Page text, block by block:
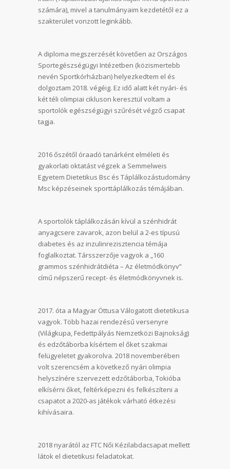
számára), mivel a tanulmányaim kezdetétől ez a
szakterület vonzott leginkább.
A diploma megszerzését követően az Országos
Sportegészségügyi Intézetben (közismertebb
nevén Sportkórházban) helyezkedtem el és
dolgoztam 2018. végéig. Ez idő alatt két nyári- és
két téli olimpiai cikluson keresztül voltam a
sportolók egészségügyi szűrését végző csapat
tagja.
2016 őszétől óraadó tanárként elméleti és
gyakorlati oktatást végzek a Semmelweis
Egyetem Dietetikus Bsc és Táplálkozástudomány
Msc képzéseinek sporttáplálkozás témájában.
A sportolók táplálkozásán kívül a szénhidrát
anyagcsere zavarok, azon belül a 2-es típusú
diabetes és az inzulinrezisztencia témája
foglalkoztat. Társszerzője vagyok a „160
grammos szénhidrátdiéta – Az életmódkönyv”
című népszerű recept- és életmódkönyvnek is.
2017. óta a Magyar Öttusa Válogatott dietetikusa
vagyok. Több hazai rendezésű versenyre
(Világkupa, Fedettpályás Nemzetközi Bajnokság)
és edzőtáborba kísértem el őket szakmai
felügyeletet gyakorolva. 2018 novemberében
volt szerencsém a következő nyári olimpia
helyszínére szervezett edzőtáborba, Tokióba
elkísérni őket, feltérképezni és felkészíteni a
csapatot a 2020-as játékok várható étkezési
kihívásaira.
2018 nyarától az FTC Női Kézilabdacsapat mellett
látok el dietetikusi feladatokat.